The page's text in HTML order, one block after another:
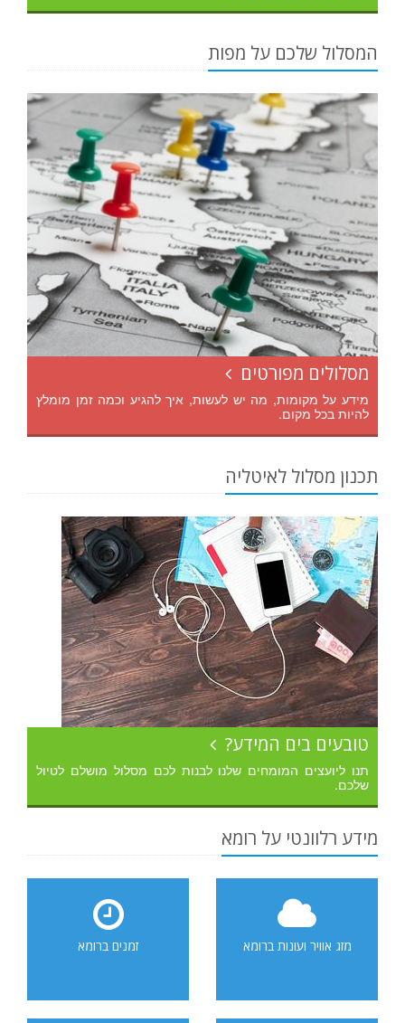
המסלול שלכם על מפות
מסלולים מפורטים
מידע על מקומות, מה יש לעשות, איך להגיע וכמה זמן מומלץ
להיות בכל מקום.
תכנון מסלול לאיטליה
טובעים בים המידע?
תנו ליועצים המומחים שלנו לבנות לכם מסלול מושלם לטיול
שלכם.
מידע רלוונטי על רומא
מזג אוויר ועונות ברומא זמנים ברומא